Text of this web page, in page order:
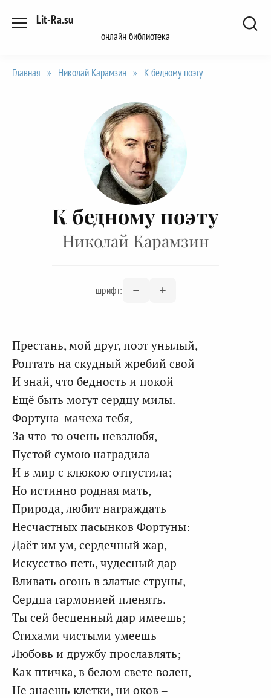
Lit-Ra.su
онлайн библиотека
Главная » Николай Карамзин » К бедному поэту
К бедному поэту
Николай Карамзин
шрифт:
Престань, мой друг, поэт унылый,
Роптать на скудный жребий свой
И знай, что бедность и покой
Ещё быть могут сердцу милы.
Фортуна-мачеха тебя,
За что-то очень невзлюбя,
Пустой сумою наградила
И в мир с клюкою отпустила;
Но истинно родная мать,
Природа, любит награждать
Несчастных пасынков Фортуны:
Даёт им ум, сердечный жар,
Искусство петь, чудесный дар
Вливать огонь в златые струны,
Сердца гармонией пленять.
Ты сей бесценный дар имеешь;
Стихами чистыми умеешь
Любовь и дружбу прославлять;
Как птичка, в белом свете волен,
Не знаешь клетки, ни оков –